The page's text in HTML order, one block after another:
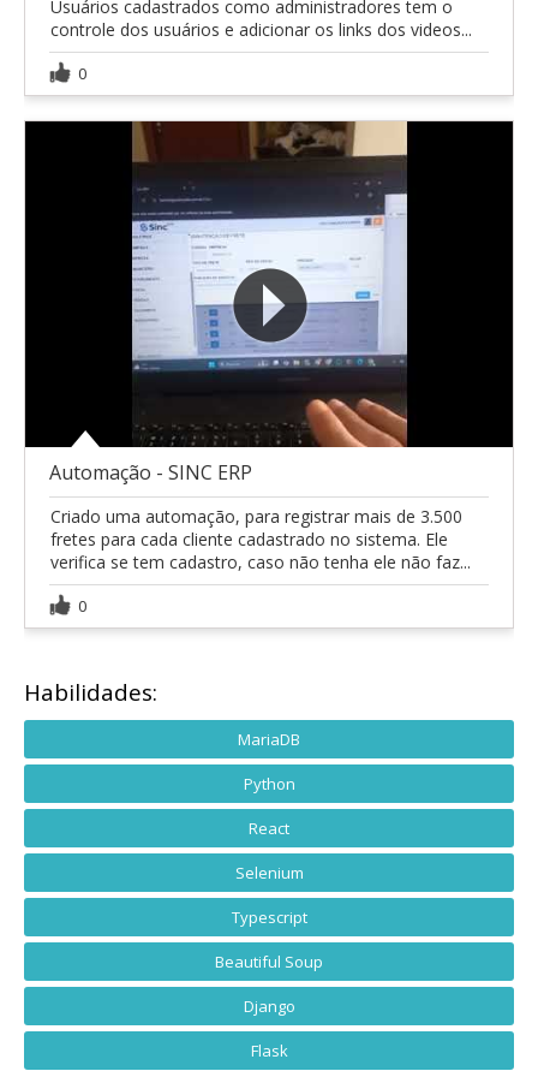
Usuários cadastrados como administradores tem o
controle dos usuários e adicionar os links dos videos...
0
Automação - SINC ERP
Criado uma automação, para registrar mais de 3.500
fretes para cada cliente cadastrado no sistema. Ele
verifica se tem cadastro, caso não tenha ele não faz...
0
Habilidades:
MariaDB
Python
React
Selenium
Typescript
Beautiful Soup
Django
Flask